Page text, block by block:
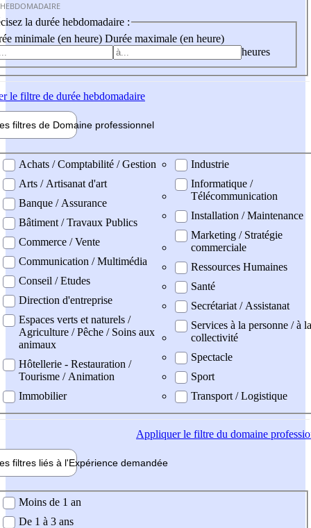
la durée hebdomadaire :
minimale (en heure) Durée maximale (en heure)
heures
le filtre de durée hebdomadaire
filtres de Domaine professionnel
professionel
Achats / Comptabilité / Gestion
Arts / Artisanat d'art
Banque / Assurance
Bâtiment / Travaux Publics
Commerce / Vente
Communication / Multimédia
Conseil / Etudes
Direction d'entreprise
Espaces verts et naturels /
Agriculture / Pêche / Soins aux
animaux
Hôtellerie - Restauration /
Tourisme / Animation
Immobilier
Industrie
Informatique /
Télécommunication
Installation / Maintenance
Marketing / Stratégie
commerciale
Ressources Humaines
Santé
Secrétariat / Assistanat
Services à la personne / à la
collectivité
Spectacle
Sport
Transport / Logistique
Appliquerle filtre du domaine
filtres liés à l'Expérience demandée
demandée
Moins de 1 an
De 1 à 3 ans